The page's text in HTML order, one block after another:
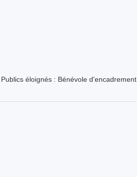
Publics éloignés : Bénévole d'encadrement